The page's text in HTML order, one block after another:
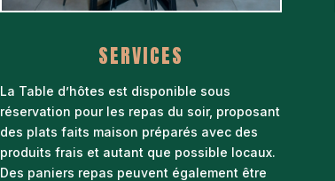
SERVICES
La Table d’hôtes est disponible sous
réservation pour les repas du soir, proposant
des plats faits maison préparés avec des
produits frais et autant que possible locaux.
Des paniers repas peuvent également être